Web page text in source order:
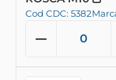
Cod CDC: 5382